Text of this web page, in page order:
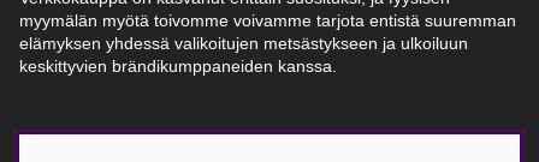
myymälän myötä toivomme voivamme tarjota entistä suuremman
elämyksen yhdessä valikoitujen metsästykseen ja ulkoiluun
keskittyvien brändikumppaneiden kanssa.